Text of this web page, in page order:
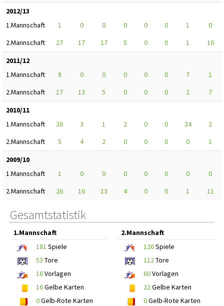
2012/13
1.Mannschaft
1 0 0 0 0 0 1
0
2.Mannschaft
27 17 17 5 0 0 1
10
2011/12
1.Mannschaft
8 0 0 0 0 0 7
1
2.Mannschaft
17 13 5 0 0 0 2
7
2010/11
1.Mannschaft
26 3 1 2 0 0 24
2
2.Mannschaft
5 4 2 0 0 0 0
1
2009/10
1.Mannschaft
1 0 0 0 0 0 0
0
2.Mannschaft
26 16 13 4 0 0 1 11
Gesamtstatistik
1.Mannschaft
181 Spiele
53 Tore
16Vorlagen
16Gelbe Karten
0Gelb-Rote Karten
2.Mannschaft
126Spiele
112Tore
60Vorlagen
22Gelbe Karten
0Gelb-Rote Karten